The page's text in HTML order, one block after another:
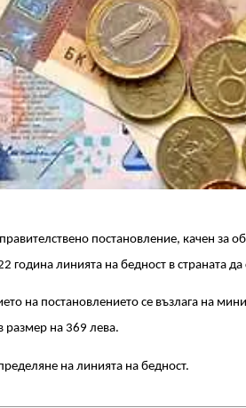
постановление, качен
година линията на бедност в страната да
на постановлението се възлага на
размер на 369 лева.
на линията на бедност.